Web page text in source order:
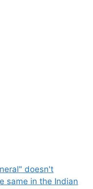
doesn't
same in the Indian